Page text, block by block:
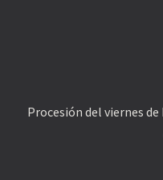
Procesión del viernes